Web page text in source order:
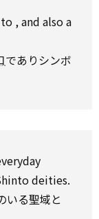
to , and alsoa
でありシンボ
deities.
いる聖域と